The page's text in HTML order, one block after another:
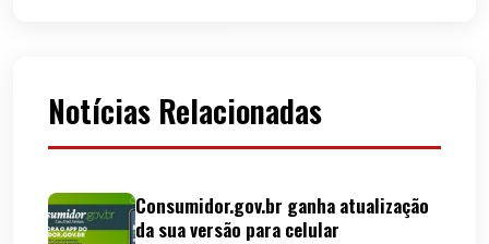
Notícias Relacionadas
Consumidor.gov.br ganha atualização
da sua versão para celular